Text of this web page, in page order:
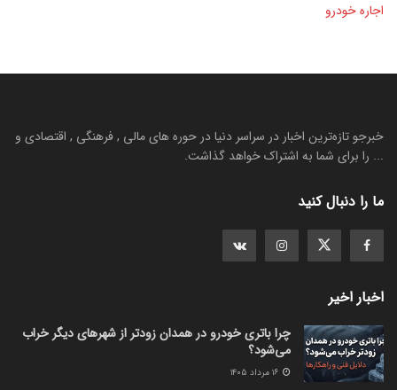
اجاره خودرو
خبرجو تازه‌ترین اخبار در سراسر دنیا در حوره های مالی , فرهنگی , اقتصادی و
... را برای شما به اشتراک خواهد گذاشت.
ما را دنبال کنید
اخبار اخیر
چرا باتری خودرو در همدان زودتر از شهرهای دیگر خراب
می‌شود؟